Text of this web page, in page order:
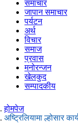
समाचार
जापान समाचार
पर्यटन
अर्थ
विचार
समाज
प्रवास
मनोरन्जन
खेलकुद
सम्पादकीय
होमपेज
अष्ट्रिलियामा ल्होसार